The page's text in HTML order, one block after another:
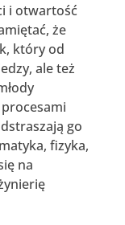
i otwartość
że
który od
ale też
go
fizyka,
na